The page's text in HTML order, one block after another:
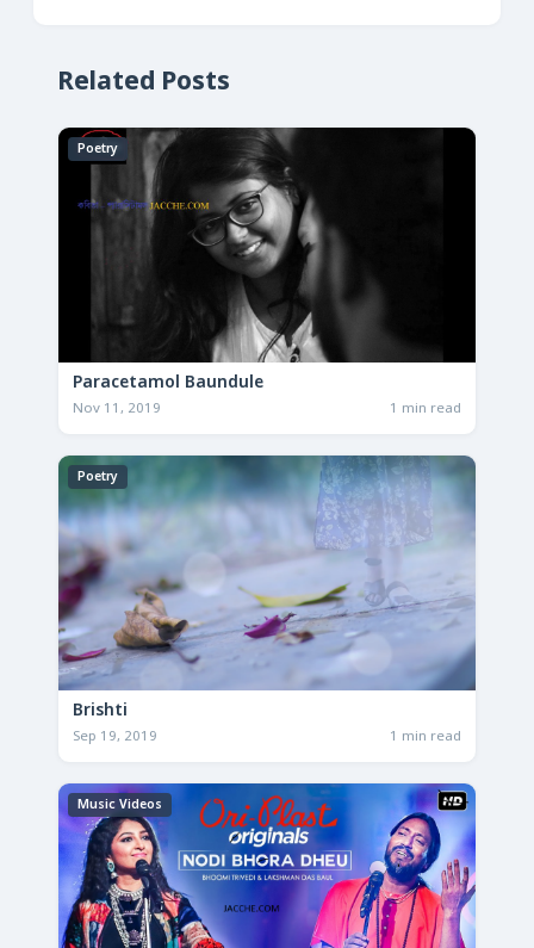
Related Posts
Poetry
Paracetamol Baundule
Nov 11, 2019 1 min read
Poetry
Brishti
Sep 19, 2019 1 min read
Music Videos